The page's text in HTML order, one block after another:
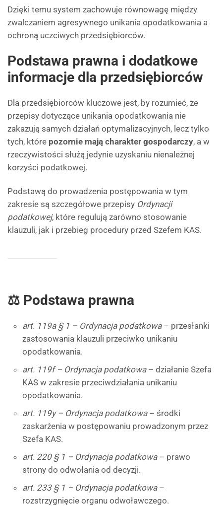
Dzięki temu system zachowuje równowagę między
zwalczaniem agresywnego unikania opodatkowania a
ochroną uczciwych przedsiębiorców.
Podstawa prawna i dodatkowe
informacje dla przedsiębiorców
Dla przedsiębiorców kluczowe jest, by rozumieć, że
przepisy dotyczące unikania opodatkowania nie
zakazują samych działań optymalizacyjnych, lecz tylko
tych, które pozornie mają charakter gospodarczy, a w
rzeczywistości służą jedynie uzyskaniu nienależnej
korzyści podatkowej.
Podstawą do prowadzenia postępowania w tym
zakresie są szczegółowe przepisy Ordynacji
podatkowej, które regulują zarówno stosowanie
klauzuli, jak i przebieg procedury przed Szefem KAS.
⚖️ Podstawa prawna
art. 119a § 1 – Ordynacja podatkowa– przesłanki
zastosowania klauzuli przeciwko unikaniu
opodatkowania.
art. 119f – Ordynacja podatkowa– działanie Szefa
KAS w zakresie przeciwdziałania unikaniu
opodatkowania.
art. 119y – Ordynacja podatkowa– środki
zaskarżenia w postępowaniu prowadzonym przez
Szefa KAS.
art. 220 § 1 – Ordynacja podatkowa– prawo
strony do odwołania od decyzji.
art. 233 § 1 – Ordynacja podatkowa–
rozstrzygnięcie organu odwoławczego.